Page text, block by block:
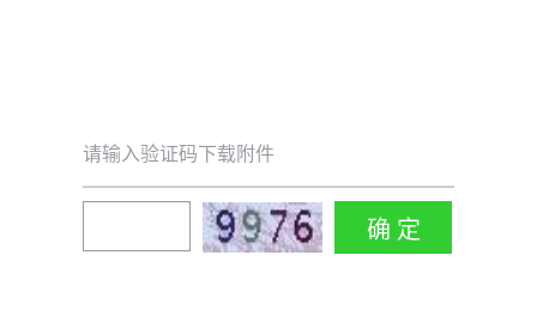
请输入验证码下载附件